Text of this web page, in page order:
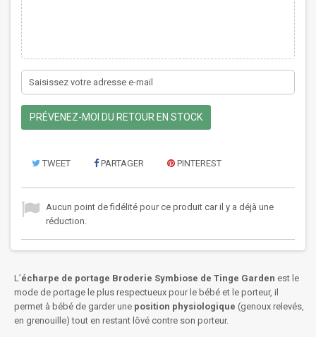
PRÉVENEZ-MOI DU RETOUR EN STOCK
TWEET PARTAGER PINTEREST
Aucun point de fidélité pour ce produit car il y a déjà une
réduction.
L’écharpe de portage Broderie Symbiose de Tinge Garden est le
mode de portage le plus respectueux pour le bébé et le porteur, il
permet à bébé de garder une position physiologique (genoux relevés,
en grenouille) tout en restant lôvé contre son porteur.